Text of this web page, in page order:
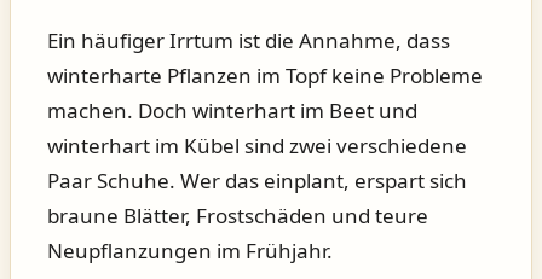
Ein häufiger Irrtum ist die Annahme, dass
winterharte Pflanzen im Topf keine Probleme
machen. Doch winterhart im Beet und
winterhart im Kübel sind zwei verschiedene
Paar Schuhe. Wer das einplant, erspart sich
braune Blätter, Frostschäden und teure
Neupflanzungen im Frühjahr.